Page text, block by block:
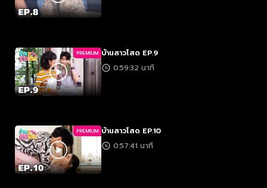
PREMIUM บ้านสาวโสด EP.9
0:59:32 นาที
PREMIUM บ้านสาวโสด EP.10
0:57:41 นาที